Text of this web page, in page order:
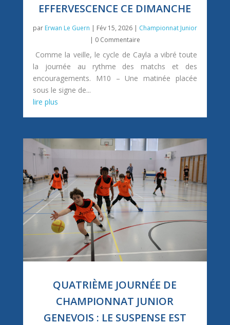
EFFERVESCENCE CE DIMANCHE
par Erwan Le Guern | Fév 15, 2026| Championnat Junior
| 0 Commentaire
Comme la veille, le cycle de Cayla a vibré toute
la journée au rythme des matchs et des
encouragements. M10 – Une matinée placée
sous le signe de...
lire plus
QUATRIÈME JOURNÉE DE
CHAMPIONNAT JUNIOR
GENEVOIS : LE SUSPENSE EST